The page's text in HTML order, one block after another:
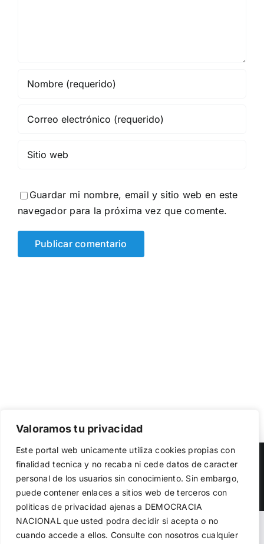
Valoramos tu privacidad
Este portal web unicamente utiliza cookies propias con
finalidad tecnica y no recaba ni cede datos de caracter
personal de los usuarios sin conocimiento. Sin embargo,
puede contener enlaces a sitios web de terceros con
politicas de privacidad ajenas a DEMOCRACIA
NACIONAL que usted podra decidir si acepta o no
cuando accede a ellos. Consulte con nosotros cualquier
Guardar mi nombre, email y sitio web en este
navegador para la próxima vez que comente.
Copyright 2023 | Democracia Nacional | All Rights Reserved
Facebook
TwitterInstagram
Warning: Undefined variable $visibility_homepage in
el funcionamiento de la web, medir su uso y mejorar
nuestros servicios. Puede aceptar todas las cookies,
rechazar las no necesarias o configurar sus preferencias.
Política de cookies
Aceptar todo